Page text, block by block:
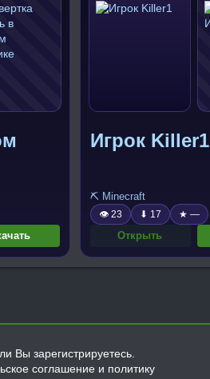
Игрок Killer1
⛏️ Minecraft
👁 23 ⬇ 17 ★ —
Открыть
Вы зарегистрируетесь.
соглашение и политику